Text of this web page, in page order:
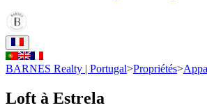
BARNES Realty | Portugal>Propriétés>
Loft à Estrela